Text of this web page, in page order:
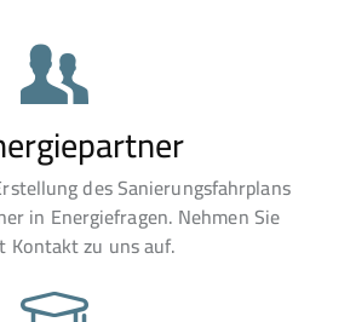
des Sanierungsfahrplans
in Energiefragen. Nehmen Sie
Kontakt zu uns auf.